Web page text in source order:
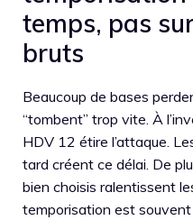
temps, pas
bruts
Beaucoup de bases
“tombent” trop vite. À
HDV 12 étire l’attaque.
tard créent ce délai. De
bien choisis ralentissent
temporisation est